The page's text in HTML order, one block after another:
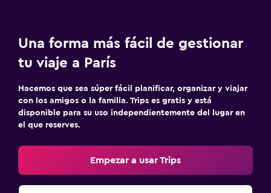
Una forma más fácil de gestionar
tu viaje a París
Hacemos que sea súper fácil planificar, organizar y viajar
con los amigos o la familia. Trips es gratis y está
disponible para su uso independientemente del lugar en
el que reserves.
Empezar a usar Trips